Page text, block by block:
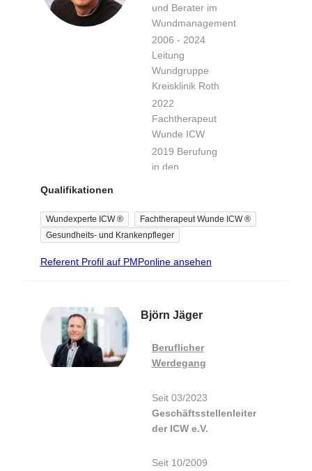
und Berater im
Wundmanagement
2006 - 2024
Leitung
Wundgruppe
Kreisklinik Roth
2022
Fachtherapeut
Wunde ICW
2019 Berufung
in den
e.V.
2016 Gründung
der
Regionalgruppe
2011 Gründung
iWT Akademie
2007 Gründung
Wundexperten
Wundexperte
ICW
in der Kreisklinik
Qualifikationen
Wundexperte ICW ®
Fachtherapeut Wunde ICW ®
Gesundheits- und Krankenpfleger
Referent Profil auf PMPonline ansehen
Björn Jäger
Beruflicher
Werdegang
Seit 03/2023
Geschäftsstellenleiter
der ICW e.V.
Seit 10/2009